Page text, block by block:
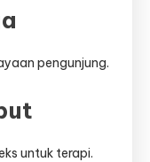
pengunjung.
untuk terapi.